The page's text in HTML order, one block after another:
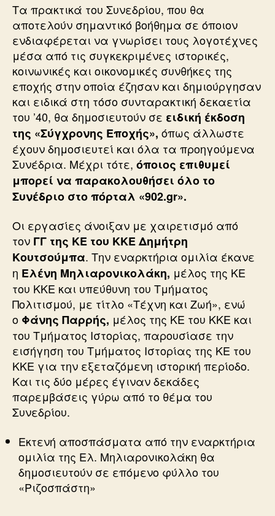
Τα πρακτικά του Συνεδρίου, που θα
αποτελούν σημαντικό βοήθημα σε όποιον
ενδιαφέρεται να γνωρίσει τους λογοτέχνες
μέσα από τις συγκεκριμένες ιστορικές,
κοινωνικές και οικονομικές συνθήκες της
εποχής στην οποία έζησαν και δημιούργησαν
και ειδικά στη τόσο συνταρακτική δεκαετία
του ’40, θα δημοσιευτούν σε ειδική έκδοση
της «Σύγχρονης Εποχής», όπως άλλωστε
έχουν δημοσιευτεί και όλα τα προηγούμενα
Συνέδρια. Μέχρι τότε, όποιος επιθυμεί
μπορεί να παρακολουθήσει όλο το
Συνέδριο στο πόρταλ «902.gr».
Οι εργασίες άνοιξαν με χαιρετισμό από
τον ΓΓ της ΚΕ του ΚΚΕ Δημήτρη
Κουτσούμπα. Την εναρκτήρια ομιλία έκανε
η Ελένη Μηλιαρονικολάκη, μέλος της ΚΕ
του ΚΚΕ και υπεύθυνη του Τμήματος
Πολιτισμού, με τίτλο «Τέχνη και Ζωή», ενώ
ο Φάνης Παρρής, μέλος της ΚΕ του ΚΚΕ και
του Τμήματος Ιστορίας, παρουσίασε την
εισήγηση του Τμήματος Ιστορίας της ΚΕ του
ΚΚΕ για την εξεταζόμενη ιστορική περίοδο.
Και τις δύο μέρες έγιναν δεκάδες
παρεμβάσεις γύρω από το θέμα του
Συνεδρίου.
Εκτενή αποσπάσματα από την εναρκτήρια
ομιλία της Ελ. Μηλιαρονικολάκη θα
δημοσιευτούν σε επόμενο φύλλο του
«Ριζοσπάστη»